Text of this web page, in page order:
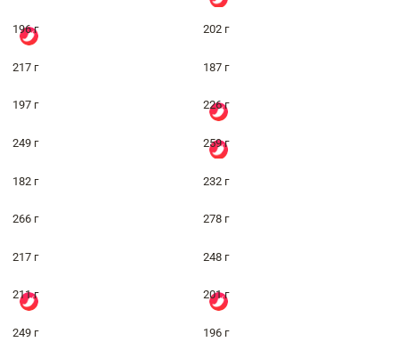
196 г 202 г
217 г 187 г
197 г 226 г
249 г 259 г
182 г 232 г
266 г 278 г
217 г 248 г
211 г 201 г
249 г 196 г